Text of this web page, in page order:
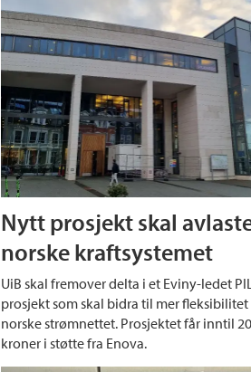
Nytt prosjekt skal
norske kraftsystemet
UiB skal fremover delta i et Eviny-ledet
prosjekt som skal bidra til mer
norske strømnettet. Prosjektet får inntil
kroner i støtte fra Enova.